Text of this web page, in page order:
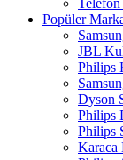
Telefon
Popüler
JBL
Philips
Dyson
Philips
Philips
Karaca